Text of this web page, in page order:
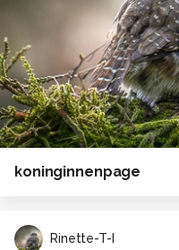
koninginnenpage
Rinette-T-I